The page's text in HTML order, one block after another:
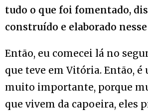
tudo o que foi fomentado,
construído e elaborado
Então, eu comecei lá no
que teve em Vitória. Então, é
muito importante, porque
que vivem da capoeira, eles